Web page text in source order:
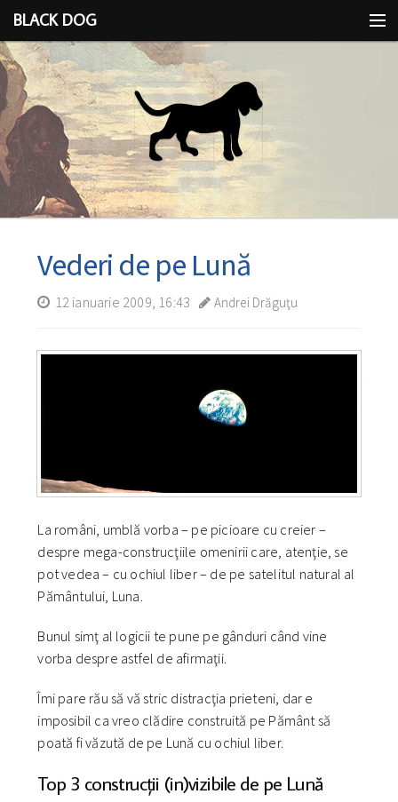
BLACK DOG
IDEEA
CU LIMBA SCOASĂ
Vederi de pe Lună
12 ianuarie 2009, 16:43 Andrei Drăguţu
La români, umblă vorba – pe picioare cu creier –
despre mega-construcţiile omenirii care, atenţie, se
pot vedea – cu ochiul liber – de pe satelitul natural al
Pământului, Luna.
Bunul simţ al logicii te pune pe gânduri când vine
vorba despre astfel de afirmaţii.
Îmi pare rău să vă stric distracţia prieteni, dar e
imposibil ca vreo clădire construită pe Pământ să
poată fi văzută de pe Lună cu ochiul liber.
Top 3 construcţii (in)vizibile de pe Lună